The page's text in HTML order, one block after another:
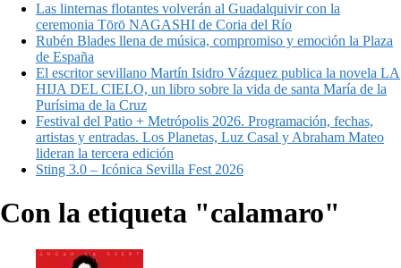
Las linternas flotantes volverán al Guadalquivir con la
ceremonia Tōrō NAGASHI de Coria del Río
Rubén Blades llena de música, compromiso y emoción la Plaza
de España
El escritor sevillano Martín Isidro Vázquez publica la novela LA
HIJA DEL CIELO, un libro sobre la vida de santa María de la
Purísima de la Cruz
Festival del Patio + Metrópolis 2026. Programación, fechas,
artistas y entradas. Los Planetas, Luz Casal y Abraham Mateo
lideran la tercera edición
Sting 3.0 – Icónica Sevilla Fest 2026
Con la etiqueta "calamaro"